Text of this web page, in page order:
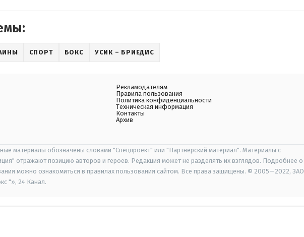
СПОРТ БОКС УСИК – БРИЕДИС
Рекламодателям
Правила пользования
Политика конфиденциальности
Техническая информация
Контакты
Архив
материалы обозначены словами "Спецпроект" или "Партнерский материал". Материалы с
отражают позицию авторов и героев. Редакция может не разделять их взглядов. Подробнее о
можно ознакомиться в правилах пользования сайтом. Все права защищены. © 2005—2022, ЗАО
"», 24 Канал.